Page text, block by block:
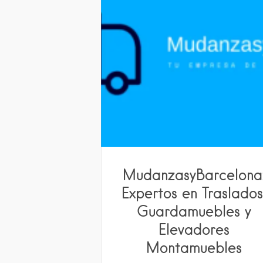
Expertos en
Guardamuebles y
Elevadores
Montamuebles